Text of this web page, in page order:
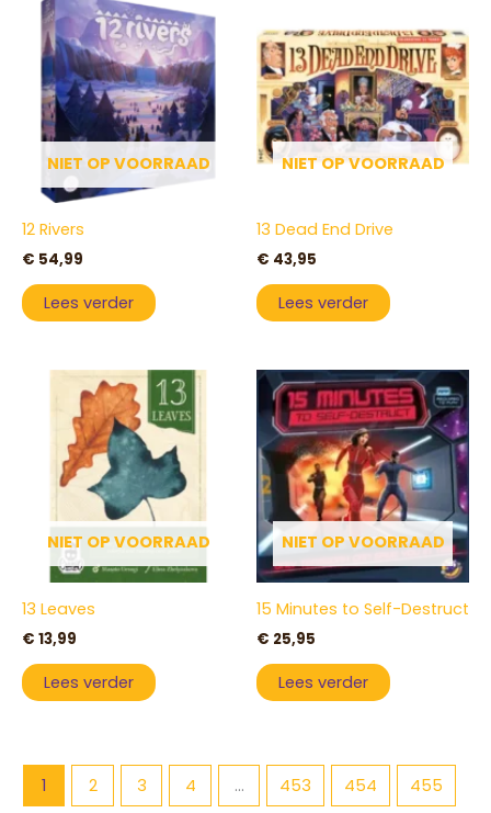
NIET OP VOORRAAD
12 Rivers
€ 54,99
Lees verder
NIET OP VOORRAAD
13 Dead End Drive
€ 43,95
Lees verder
NIET OP VOORRAAD
13 Leaves
€ 13,99
Lees verder
NIET OP VOORRAAD
15 Minutes to Self-Destruct
€ 25,95
Lees verder
1 2 3 4 ... 453 454 455